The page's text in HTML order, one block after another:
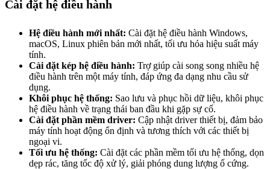
Cài đặt hệ điều hành
Hệ điều hành mới nhất: Cài đặt hệ điều hành Windows,
macOS, Linux phiên bản mới nhất, tối ưu hóa hiệu suất máy
tính.
Cài đặt kép hệ điều hành: Trợ giúp cài song song nhiều hệ
điều hành trên một máy tính, đáp ứng đa dạng nhu cầu sử
dụng.
Khôi phục hệ thống: Sao lưu và phục hồi dữ liệu, khôi phục
hệ điều hành về trạng thái ban đầu khi gặp sự cố.
Cài đặt phần mềm driver: Cập nhật driver thiết bị, đảm bảo
máy tính hoạt động ổn định và tương thích với các thiết bị
ngoại vi.
Tối ưu hệ thống: Cài đặt các phần mềm tối ưu hệ thống, dọn
dẹp rác, tăng tốc độ xử lý, giải phóng dung lượng ổ cứng.